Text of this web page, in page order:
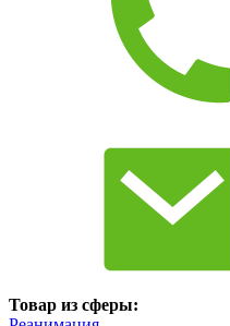
Товар из сферы: